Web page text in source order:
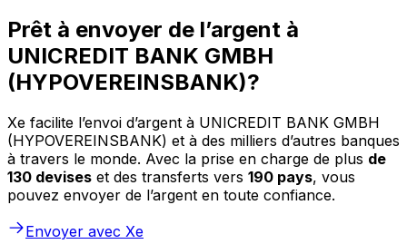
Prêt à envoyer de l’argent à
UNICREDIT BANK GMBH
(HYPOVEREINSBANK)?
Xe facilite l’envoi d’argent à UNICREDIT BANK GMBH
(HYPOVEREINSBANK) et à des milliers d’autres banques
à travers le monde. Avec la prise en charge de plus de
130 devises et des transferts vers 190 pays, vous
pouvez envoyer de l’argent en toute confiance.
Envoyer avec Xe